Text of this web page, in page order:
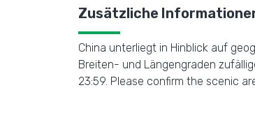
Zusätzliche
China unterliegt in Hinblick auf
Breiten- und Längengraden
23:59. Please confirm the scenic